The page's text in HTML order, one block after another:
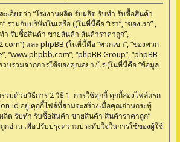
เอียดว่า “โรงงานผลิต รับผลิต รับทำ รับซื้อสินค้า
วมกับบริษัทในเครือ ((ในที่นี้คือ “เรา”, “ของเรา” ,
ำ รับซื้อสินค้า ขายสินค้า สินค้าราคาถูก”,
และ phpBB (ในที่นี้คือ “พวกเขา”, “ของพวก
“www.phpbb.com”, “phpBB Group”, “phpBB
วบรวมจากการใช้ของคุณอย่างไร (ในที่นี้คือ “ข้อมูล
มด้วยวิธีการ 2 วิธี 1. การใช้คุกกี้ คุกกี้สองไฟล์แรก
id อยู่ คุกกี้ไฟล์ที่สามจะสร้างเมื่อคุณอ่านกระทู้
ลิต รับทำ รับซื้อสินค้า ขายสินค้า สินค้าราคาถูก”
กอ่าน เพื่อปรับปรุงความประทับใจในการใช้ของผู้ใช้